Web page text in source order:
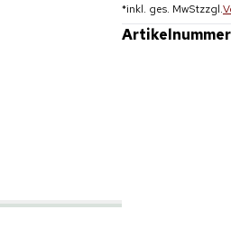
*inkl. ges. MwStzzgl.